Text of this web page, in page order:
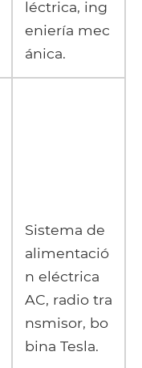
léctrica, ing
eniería mec
ánica.
Sistema de
alimentació
n eléctrica
AC, radio tra
nsmisor, bo
bina Tesla.